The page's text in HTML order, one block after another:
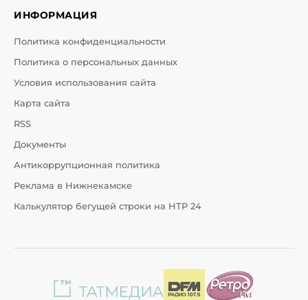
ИНФОРМАЦИЯ
Политика конфиденциальности
Политика о персональных данных
Условия использования сайта
Карта сайта
RSS
Документы
Антикоррупционная политика
Реклама в Нижнекамске
Калькулятор бегущей строки на НТР 24